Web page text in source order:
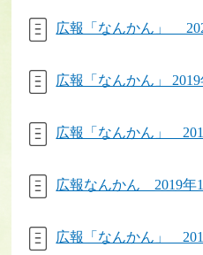
広報「なんかん」
広報「なんかん」 2019
広報「なんかん」
広報なんかん 2019年
広報「なんかん」